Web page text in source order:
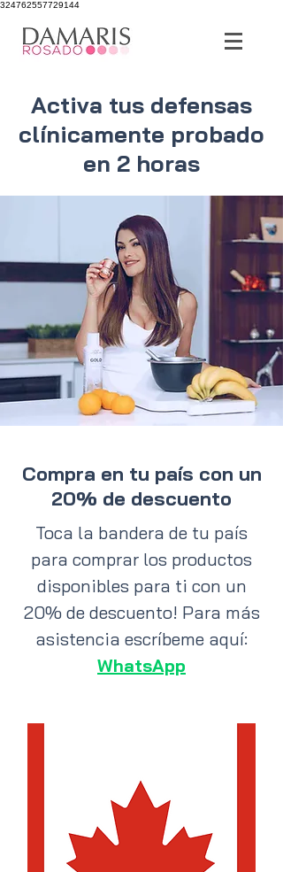
324762557729144
Activa tus defensas
clínicamente probado
en 2 horas
Compra en tu país con un
20% de descuento
Toca la bandera de tu país
para comprar los productos
disponibles para ti con un
20% de descuento! Para más
asistencia escríbeme aquí:
WhatsApp